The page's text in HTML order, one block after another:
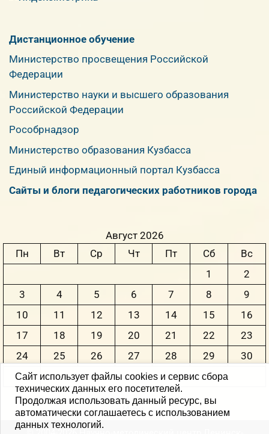
Дистанционное обучение
Министерство просвещения Российской
Федерации
Министерство науки и высшего образования
Российской Федерации
Рособрнадзор
Министерство образования Кузбасса
Единый информационный портал Кузбасса
Сайты и блоги педагогических работников города
Август 2026
Пн
Вт Ср Чт Пт Сб
Вс
1
2
3
4 5 6 7 8
9
10
11 12 13 14 15
16
17
18 19 20 21 22
23
24
25 26 27 28 29
30
31
« Июн
Сайт использует файлы cookies и сервис сбора
технических данных его посетителей.
Продолжая использовать данный ресурс, вы
автоматически соглашаетесь с использованием
данных технологий.